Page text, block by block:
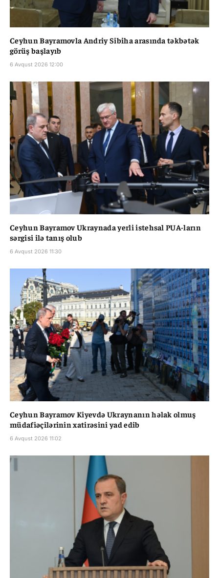
Ceyhun Bayramovla Andriy Sibiha arasında təkbətək
görüş başlayıb
6 Avqust 2026 12:00
Ceyhun Bayramov Ukraynada yerli istehsal PUA-ların
sərgisi ilə tanış olub
6 Avqust 2026 11:30
Ceyhun Bayramov Kiyevdə Ukraynanın həlak olmuş
müdafiəçilərinin xatirəsini yad edib
6 Avqust 2026 11:02